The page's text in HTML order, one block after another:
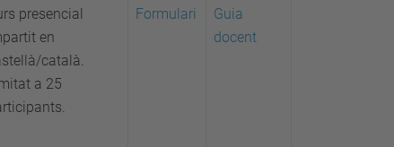
presencial
en
català.
a 25
Formulari
Guia
docent